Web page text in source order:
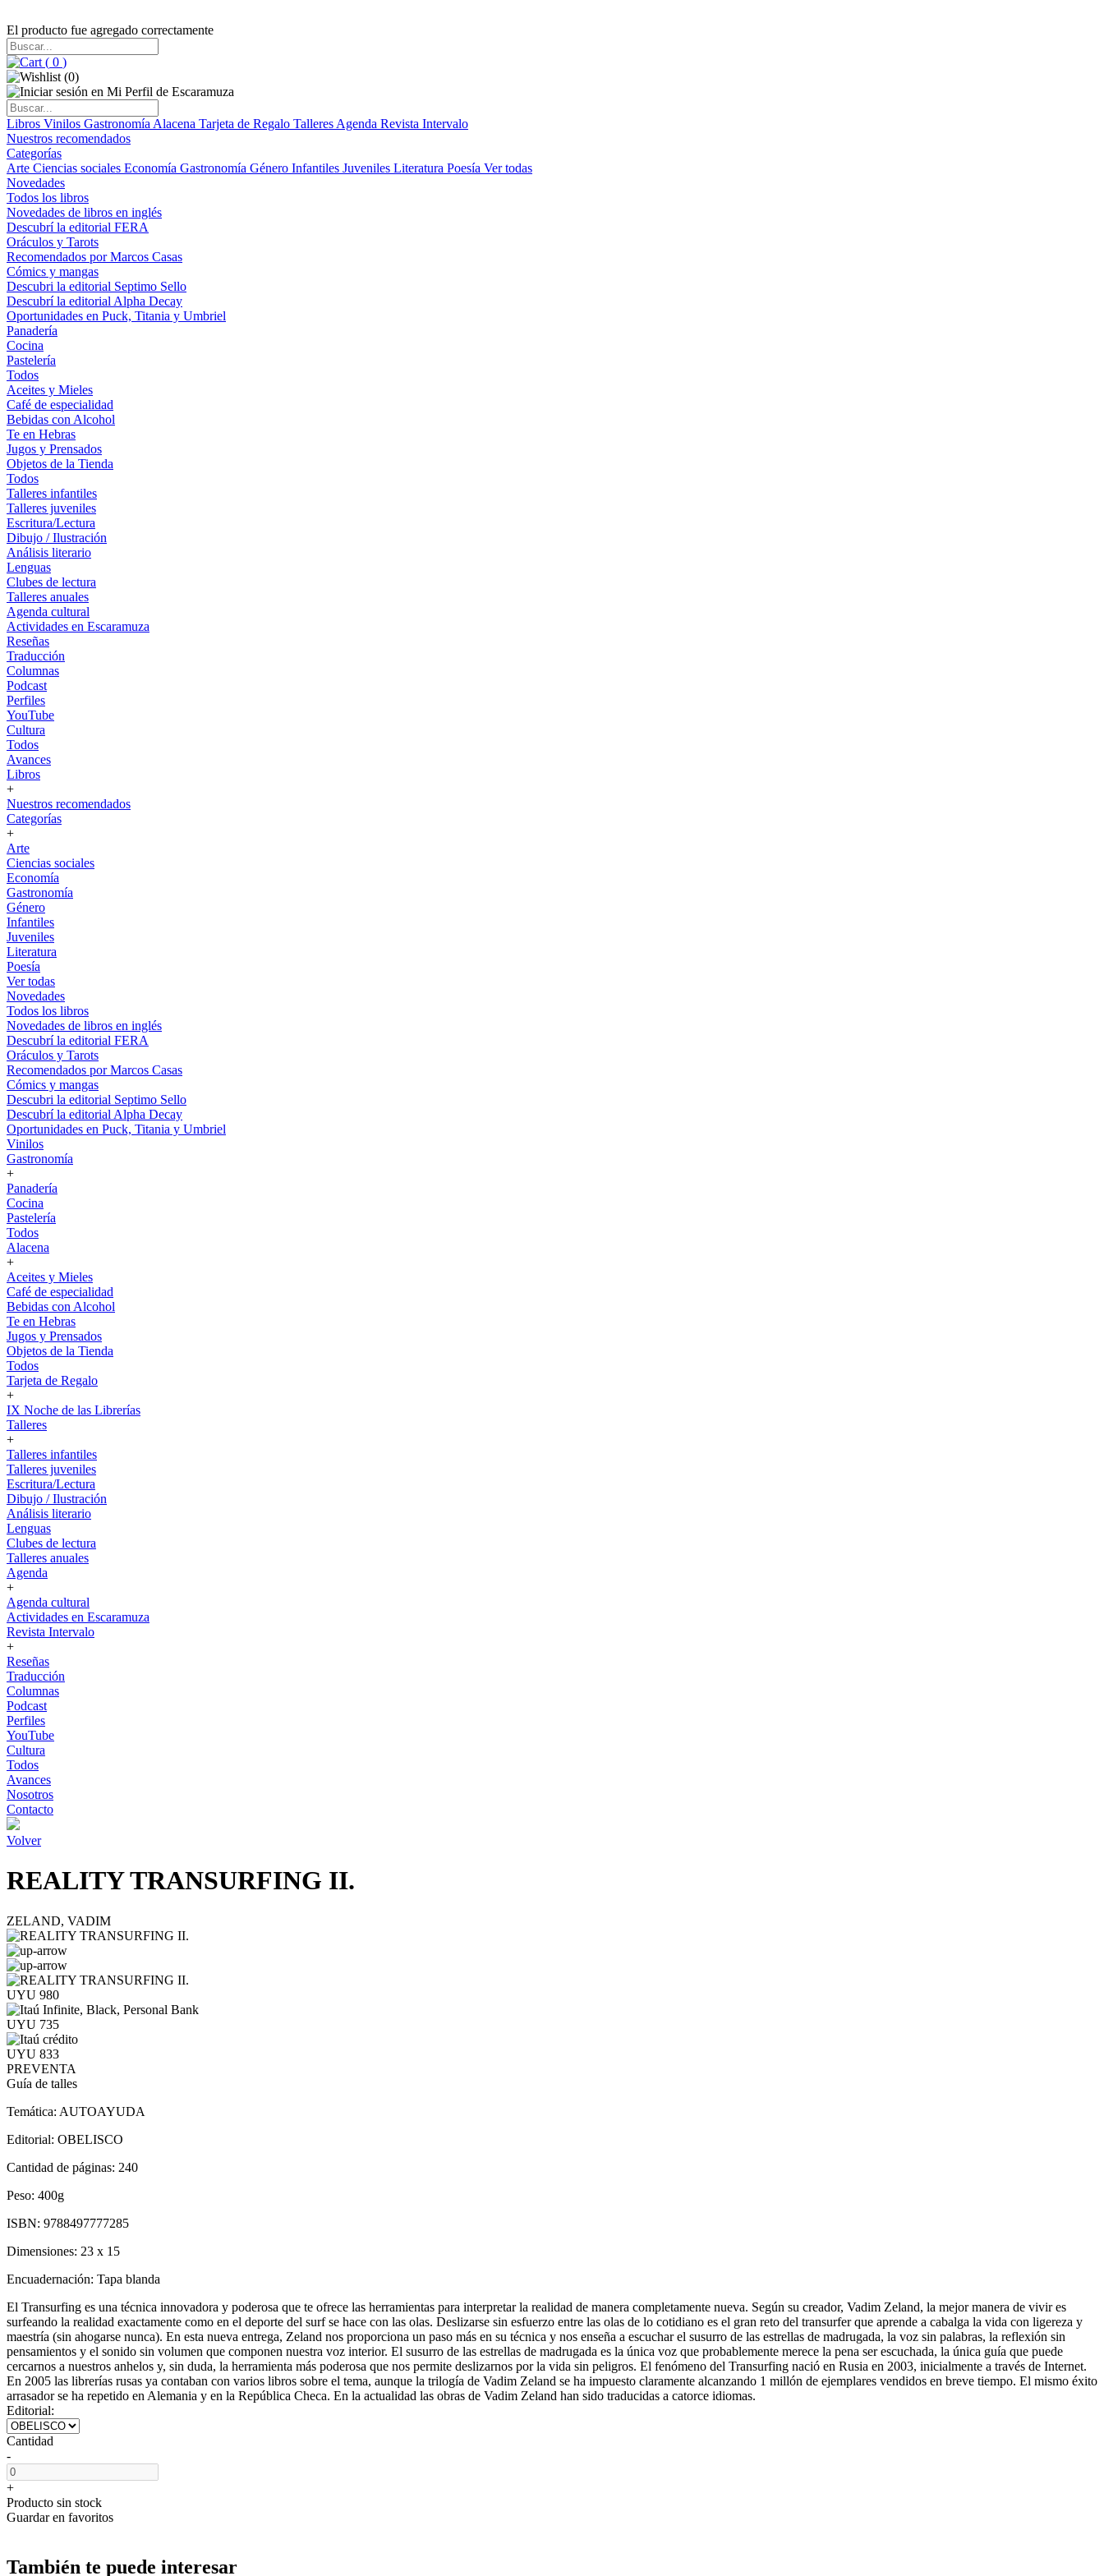
El producto fue agregado correctamente
( 0 )
(0)
Libros Vinilos Gastronomía Alacena Tarjeta de Regalo Talleres Agenda Revista Intervalo
Nuestros recomendados
Categorías
Arte Ciencias sociales Economía Gastronomía Género Infantiles Juveniles Literatura Poesía Ver todas
Novedades
Todos los libros
Novedades de libros en inglés
Descubrí la editorial FERA
Oráculos y Tarots
Recomendados por Marcos Casas
Cómics y mangas
Descubri la editorial Septimo Sello
Descubrí la editorial Alpha Decay
Oportunidades en Puck, Titania y Umbriel
Panadería
Cocina
Pastelería
Todos
Aceites y Mieles
Café de especialidad
Bebidas con Alcohol
Te en Hebras
Jugos y Prensados
Objetos de la Tienda
Todos
Talleres infantiles
Talleres juveniles
Escritura/Lectura
Dibujo / Ilustración
Análisis literario
Lenguas
Clubes de lectura
Talleres anuales
Agenda cultural
Actividades en Escaramuza
Reseñas
Traducción
Columnas
Podcast
Perfiles
YouTube
Cultura
Todos
Avances
Libros
+
Nuestros recomendados
Categorías
+
Arte
Ciencias sociales
Economía
Gastronomía
Género
Infantiles
Juveniles
Literatura
Poesía
Ver todas
Novedades
Todos los libros
Novedades de libros en inglés
Descubrí la editorial FERA
Oráculos y Tarots
Recomendados por Marcos Casas
Cómics y mangas
Descubri la editorial Septimo Sello
Descubrí la editorial Alpha Decay
Oportunidades en Puck, Titania y Umbriel
Vinilos
Gastronomía
+
Panadería
Cocina
Pastelería
Todos
Alacena
+
Aceites y Mieles
Café de especialidad
Bebidas con Alcohol
Te en Hebras
Jugos y Prensados
Objetos de la Tienda
Todos
Tarjeta de Regalo
+
IX Noche de las Librerías
Talleres
+
Talleres infantiles
Talleres juveniles
Escritura/Lectura
Dibujo / Ilustración
Análisis literario
Lenguas
Clubes de lectura
Talleres anuales
Agenda
+
Agenda cultural
Actividades en Escaramuza
Revista Intervalo
+
Reseñas
Traducción
Columnas
Podcast
Perfiles
YouTube
Cultura
Todos
Avances
Nosotros
Contacto
Volver
REALITY TRANSURFING II.
ZELAND, VADIM
UYU 980
UYU 735
UYU 833
PREVENTA
Guía de talles
Temática: AUTOAYUDA
Editorial: OBELISCO
Cantidad de páginas: 240
Peso: 400g
ISBN: 9788497777285
Dimensiones: 23 x 15
Encuadernación: Tapa blanda
El Transurfing es una técnica innovadora y poderosa que te ofrece las herramientas para interpretar la realidad de manera completamente nueva. Según su creador, Vadim Zeland, la mejor manera de vivir es
surfeando la realidad exactamente como en el deporte del surf se hace con las olas. Deslizarse sin esfuerzo entre las olas de lo cotidiano es el gran reto del transurfer que aprende a cabalga la vida con ligereza y
maestría (sin ahogarse nunca). En esta nueva entrega, Zeland nos proporciona un paso más en su técnica y nos enseña a escuchar el susurro de las estrellas de madrugada, la voz sin palabras, la reflexión sin
pensamientos y el sonido sin volumen que componen nuestra voz interior. El susurro de las estrellas de madrugada es la única voz que probablemente merece la pena ser escuchada, la única guía que puede
cercarnos a nuestros anhelos y, sin duda, la herramienta más poderosa que nos permite deslizarnos por la vida sin peligros. El fenómeno del Transurfing nació en Rusia en 2003, inicialmente a través de Internet.
En 2005 las librerías rusas ya contaban con varios libros sobre el tema, aunque la trilogía de Vadim Zeland se ha impuesto claramente alcanzando 1 millón de ejemplares vendidos en breve tiempo. El mismo éxito
arrasador se ha repetido en Alemania y en la República Checa. En la actualidad las obras de Vadim Zeland han sido traducidas a catorce idiomas.
Editorial:
Cantidad
-
+
Producto sin stock
Guardar en favoritos
También te puede interesar